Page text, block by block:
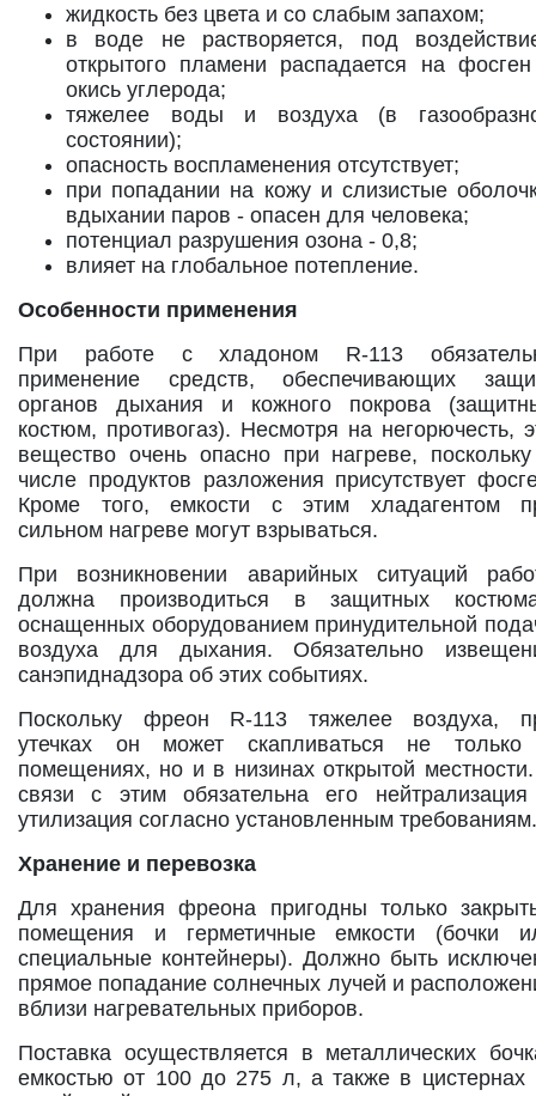
жидкость без цвета и со слабым запахом;
в воде не растворяется, под
открытого пламени распадается на
окись углерода;
тяжелее воды и воздуха (в
состоянии);
опасность воспламенения отсутствует;
при попадании на кожу и слизистые
вдыхании паров - опасен для человека;
потенциал разрушения озона - 0,8;
влияет на глобальное потепление.
Особенности применения
При работе с хладоном R-113
применение средств, обеспечивающих
органов дыхания и кожного покрова
костюм, противогаз). Несмотря на негорючесть,
вещество очень опасно при нагреве,
числе продуктов разложения присутствует
Кроме того, емкости с этим хладагентом
сильном нагреве могут взрываться.
При возникновении аварийных ситуаций
должна производиться в защитных
оснащенных оборудованием принудительной
воздуха для дыхания. Обязательно
санэпиднадзора об этих событиях.
Поскольку фреон R-113 тяжелее воздуха,
утечках он может скапливаться не
помещениях, но и в низинах открытой
связи с этим обязательна его
утилизация согласно установленным требованиям.
Хранение и перевозка
Для хранения фреона пригодны только
помещения и герметичные емкости (бочки
специальные контейнеры). Должно быть
прямое попадание солнечных лучей и
вблизи нагревательных приборов.
Поставка осуществляется в металлических
емкостью от 100 до 275 л, а также в цистернах